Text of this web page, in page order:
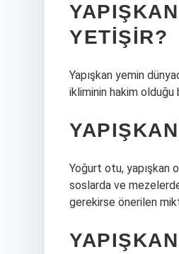
YETIŞIR?
Yapışkan yemin
ikliminin hakim
Yoğurt otu, yapışkan
soslarda ve
gerekirse önerilen